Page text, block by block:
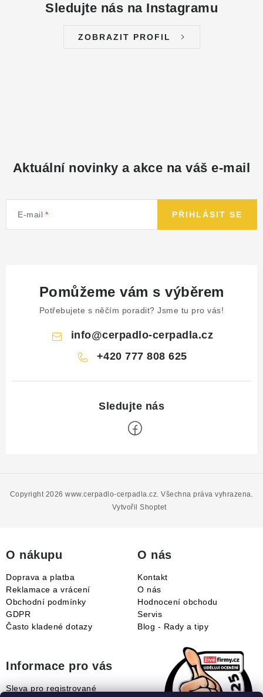
Sledujte nás na Instagramu
ZOBRAZIT PROFIL
Aktuální novinky a akce na váš e-mail
E-mail PŘIHLÁSIT SE
Pomůžeme vám s výběrem
Potřebujete s něčím poradit? Jsme tu pro vás!
info@cerpadlo-cerpadla.cz
+420 777 808 625
Vytvořil Shoptet
Copyright 2026www.cerpadlo-cerpadla.cz. Všechna práva vyhrazena.
O nákupu
Doprava a platba
Reklamace a vrácení
Obchodní podmínky
GDPR
Často kladené dotazy
O nás
Kontakt
O nás
Hodnocení obchodu
Servis
Blog - Rady a tipy
Informace pro vás
Sleva pro registrované